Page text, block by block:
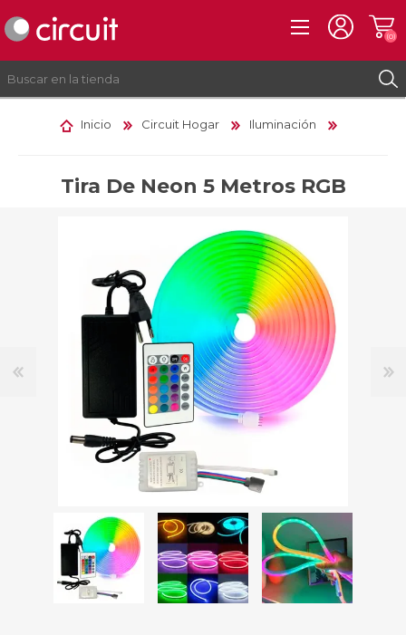
INICIAR SESIÓN
(0)
Inicio Circuit Hogar Iluminación
Tira De Neon 5 Metros RGB